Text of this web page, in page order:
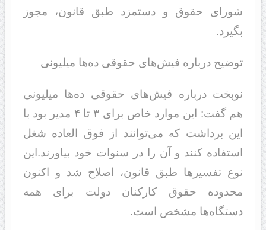
شورای حقوق و دستمزد طبق قانون، مجوز
بگیرد.
توضیح درباره فیش‌های حقوقی ده‌ها میلیونی
نوبخت درباره فیش‌های حقوقی ده‌ها میلیونی
هم گفت: این موارد خاص برای ۳ تا ۴ مدیر بود با
این برداشت که می‌توانند از فوق العاده شغل
استفاده کنند و آن را در سنوات خود بیاورند.این
نوع تفسیر‌ها طبق قانون، ‌اصلاح شد و اکنون
محدوده حقوق کارکنان دولت برای همه
دستگاه‌ها مشخص است.